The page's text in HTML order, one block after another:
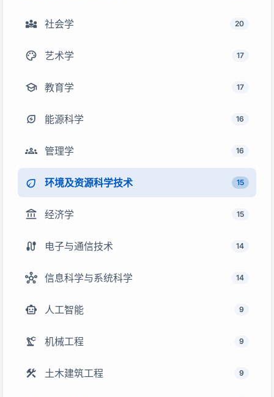
diversity_3 社会学 20
palette 艺术学 17
school 教育学 17
energy_savings_leaf 能源科学 16
groups 管理学 16
eco 环境及资源科学技术 15
account_balance 经济学 15
cable 电子与通信技术 14
hub 信息科学与系统科学 14
smart_toy 人工智能 9
precision_manufacturing 机械工程 9
construction 土木建筑工程 9